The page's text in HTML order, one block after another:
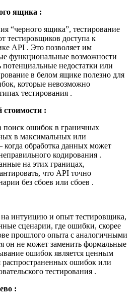
ящика :
“черного ящика”, тестирование
тестировщиков доступа к
API . Это позволяет им
функциональные возможности
недостатки или
в белом ящике полезно для
которые невозможно
тестирования .
стоимости :
поиск ошибок в граничных
в максимальных или
обработка данных может
кодирования .
на этих границах,
что API точно
без сбоев или сбоев .
на интуицию и опыт тестировщика,
сценарии, где ошибки, скорее
прошлого опыта с аналогичными
он не может заменить формальные
ошибок является ценным
ошибок или
тестирования .
: